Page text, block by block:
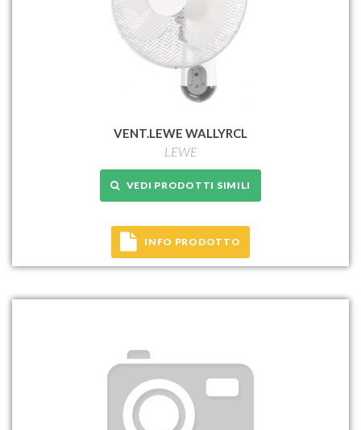
VENT.LEWE WALLYRCL
LEWE
VEDI PRODOTTI SIMILI
INFO PRODOTTO